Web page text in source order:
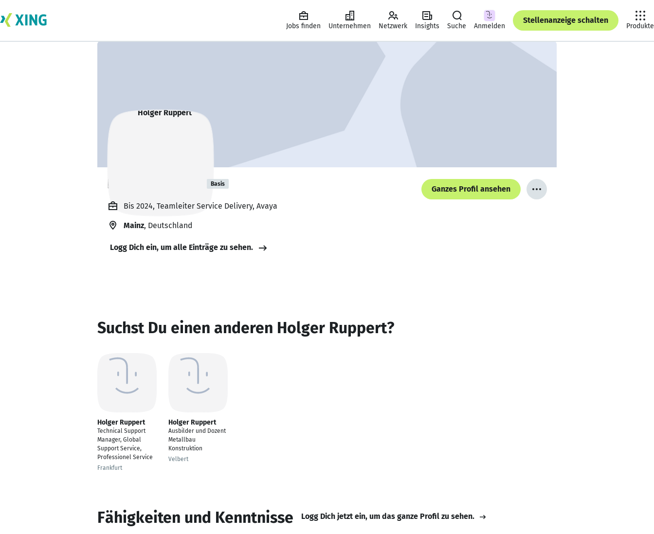
Jobs finden Unternehmen Netzwerk Insights Suche Anmelden
Stellenanzeige schalten
Produkte
Holger Ruppert Basis
Ganzes Profil ansehen
Bis 2024, Teamleiter Service Delivery, Avaya
Mainz, Deutschland
Logg Dich ein, um alle Einträge zu sehen.
Suchst Du einen anderen Holger Ruppert?
Holger Ruppert
Technical Support
Manager, Global
Support Service,
Professionel Service
Frankfurt
Holger Ruppert
Ausbilder und Dozent
Metallbau
Konstruktion
Velbert
Fähigkeiten und Kenntnisse Logg Dich jetzt ein, um das ganze Profil zu sehen.